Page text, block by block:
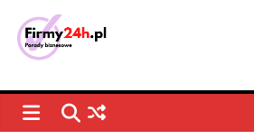
contentPorady
biznesowe,